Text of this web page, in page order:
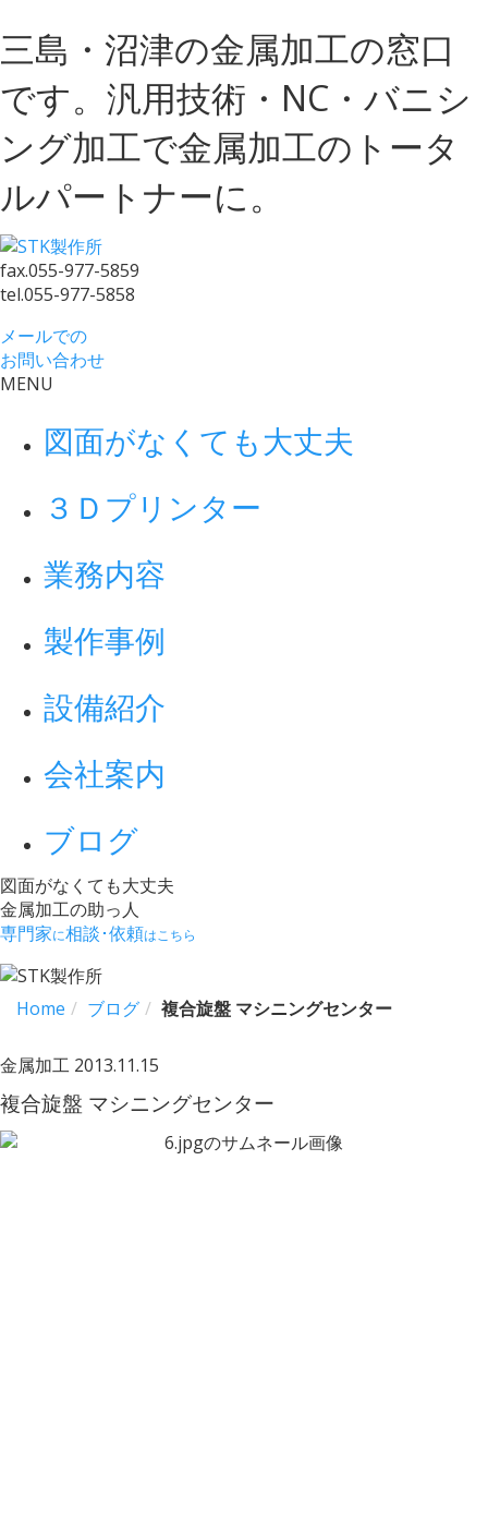
三島・沼津の金属加工の窓口
です。汎用技術・NC・バニシ
ング加工で金属加工のトータ
ルパートナーに。
fax.055-977-5859
tel.055-977-5858
メールでの
お問い合わせ
MENU
図面がなくても大丈夫
３Ｄプリンター
業務内容
製作事例
設備紹介
会社案内
ブログ
図面がなくても大丈夫
金属加工の助っ人
専門家に相談･依頼はこちら
Home ブログ 複合旋盤 マシニングセンター
金属加工 2013.11.15
複合旋盤 マシニングセンター